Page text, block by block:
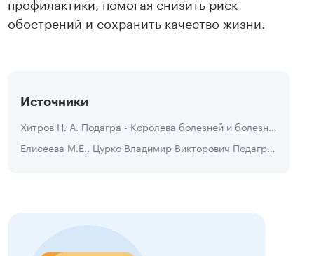
обострений и сохранить качество жизни.
Источники
Хитров Н. А. Подагра - Королева болезней и болезнь королей (10 заповедей подагры) // МС. 2012. №3.
Елисеева М.Е., Цурко Владимир Викторович Подагра у пожилых // Клиническая геронтология. 2011. №3-4.